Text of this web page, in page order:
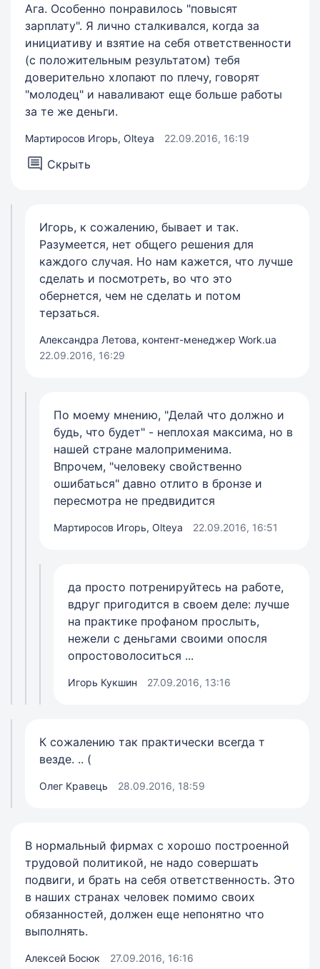
Ага. Особенно понравилось "повысят
зарплату". Я лично сталкивался, когда за
инициативу и взятие на себя ответственности
(с положительным результатом) тебя
доверительно хлопают по плечу, говорят
"молодец" и наваливают еще больше работы
за те же деньги.
Мартиросов Игорь, Olteya 22.09.2016, 16:19
Скрыть
Игорь, к сожалению, бывает и так.
Разумеется, нет общего решения для
каждого случая. Но нам кажется, что лучше
сделать и посмотреть, во что это
обернется, чем не сделать и потом
терзаться.
Александра Летова, контент-менеджер Work.ua
22.09.2016, 16:29
По моему мнению, "Делай что должно и
будь, что будет" - неплохая максима, но в
нашей стране малоприменима.
Впрочем, "человеку свойственно
ошибаться" давно отлито в бронзе и
пересмотра не предвидится
Мартиросов Игорь, Olteya 22.09.2016, 16:51
да просто потренируйтесь на работе,
вдруг пригодится в своем деле: лучше
на практике профаном прослыть,
нежели с деньгами своими опосля
опростоволоситься ...
Игорь Кукшин 27.09.2016, 13:16
К сожалению так практически всегда т
везде. .. (
Олег Кравець 28.09.2016, 18:59
В нормальный фирмах с хорошо построенной
трудовой политикой, не надо совершать
подвиги, и брать на себя ответственность. Это
в наших странах человек помимо своих
обязанностей, должен еще непонятно что
выполнять.
Алексей Босюк 27.09.2016, 16:16